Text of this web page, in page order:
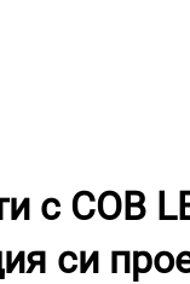
с COB
си